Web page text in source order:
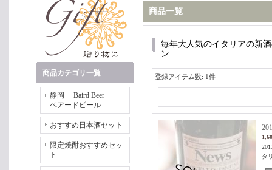
商品カテゴリ一覧
静岡 Baird Beer
ベアードビール
おすすめ日本酒セット
限定焼酎おすすめセッ
ト
商品一覧
毎年大人気のイタリアの新
ン
登録アイテム数: 1件
タ